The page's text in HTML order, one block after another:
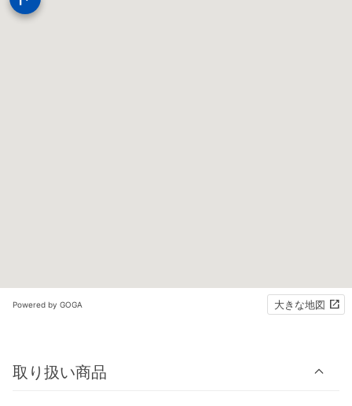
Powered by GOGA 大きな地図
取り扱い商品